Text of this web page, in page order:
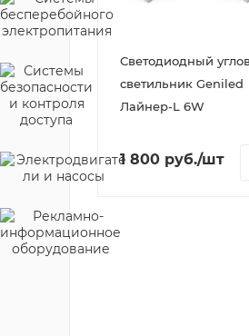
Светодиодный
светильник Geniled
Лайнер-L 6W
1 800 руб./шт